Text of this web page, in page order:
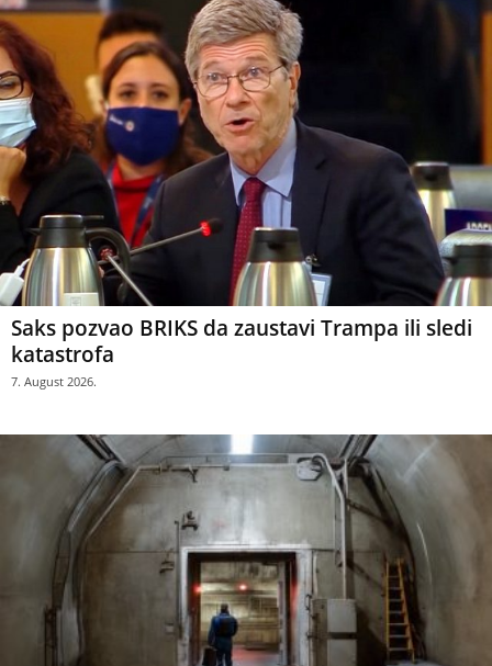
Saks pozvao BRIKS da zaustavi Trampa ili sledi
katastrofa
7. August 2026.